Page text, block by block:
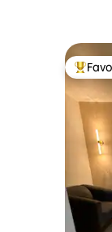
De los